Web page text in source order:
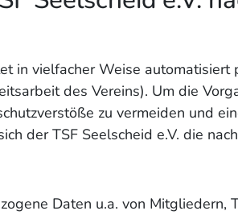
in vielfacher Weise
des Vereins). Um die
zu vermeiden und
der TSF Seelscheid e.V. die
Daten u.a. von